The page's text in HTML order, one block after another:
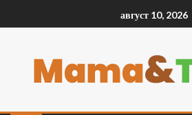
август 10, 2026